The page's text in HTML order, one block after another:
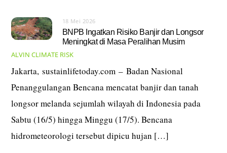
18 Mei 2026
BNPB Ingatkan Risiko Banjir dan Longsor
Meningkat di Masa Peralihan Musim
ALVIN CLIMATE RISK
Jakarta, sustainlifetoday.com – Badan Nasional
Penanggulangan Bencana mencatat banjir dan tanah
longsor melanda sejumlah wilayah di Indonesia pada
Sabtu (16/5) hingga Minggu (17/5). Bencana
hidrometeorologi tersebut dipicu hujan […]